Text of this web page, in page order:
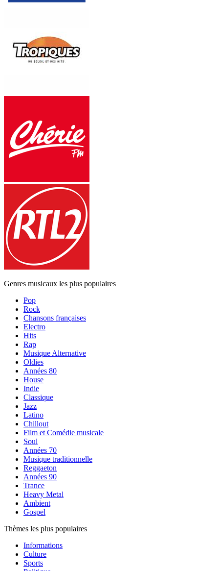
Genres musicaux les plus populaires
Pop
Rock
Chansons françaises
Electro
Hits
Rap
Musique Alternative
Oldies
Années 80
House
Indie
Classique
Jazz
Latino
Chillout
Film et Comédie musicale
Soul
Années 70
Musique traditionnelle
Reggaeton
Années 90
Trance
Heavy Metal
Ambient
Gospel
Thèmes les plus populaires
Informations
Culture
Sports